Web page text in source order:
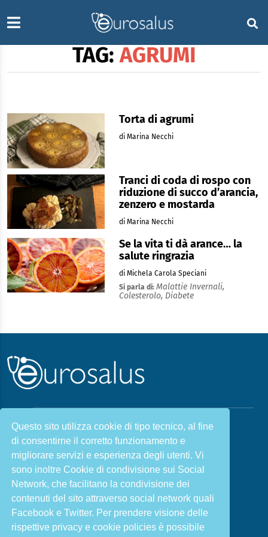
Questo sito utilizza cookie di tipo tecnico, al fine
di consentirne il corretto funzionamento e
migliorare servizi e esperienza degli utenti. Vi
sono inoltre Cookie di condivisione sui Social
Network, che facilitano la condivisione dei
contenuti del sito attraverso social network quali
Facebook e Twitter. Per prendere visione delle
rispettive privacy e cookie policies è possibile
TAG: AGRUMI
Torta di agrumi
di Marina Necchi
Tranci di coda di rospo con
riduzione di succo d’arancia,
zenzero e mostarda
di Marina Necchi
Se la vita ti dà arance… la
salute ringrazia
di Michela Carola Speciani
Si parla di: Malattie Invernali,
Colesterolo, Diabete
Malattie & Sintomi A - Z
Chi siamo Salute e Prevenzione
Nutrizione e Stili di vita Sport e Benessere
Cookie Policy L’angolo del dottore
L’esperto risponde Privacy Policy